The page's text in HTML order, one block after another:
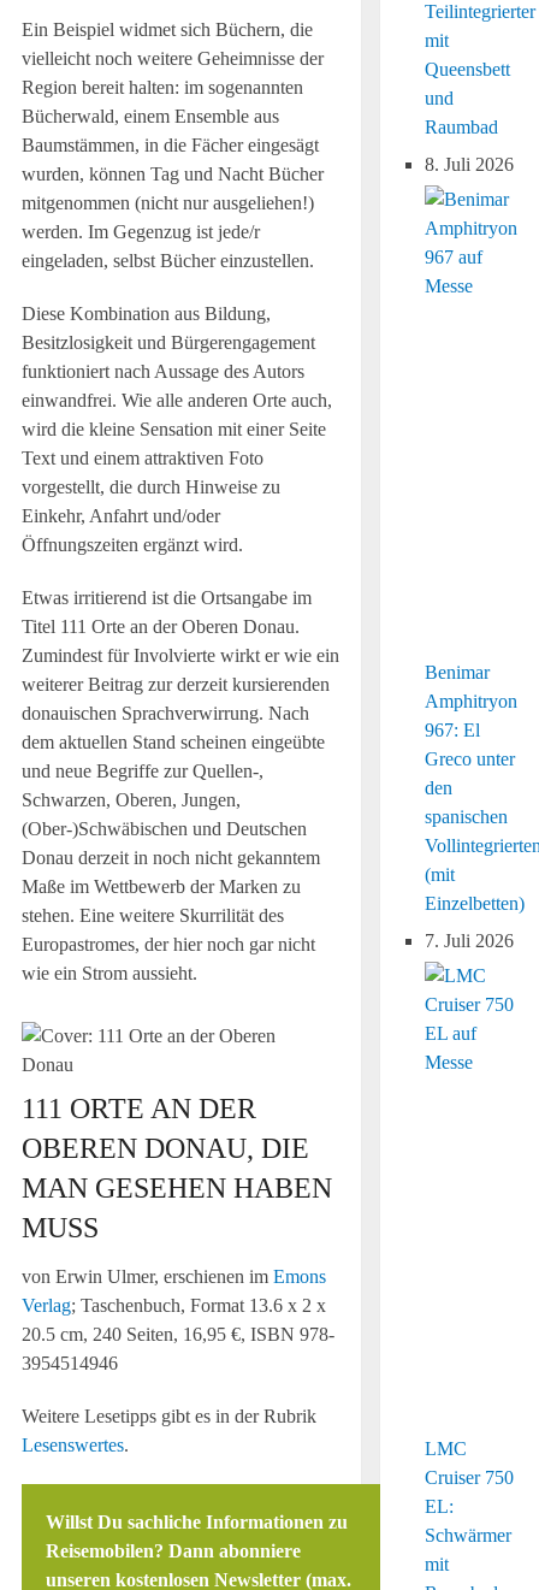
Ein Beispiel widmet sich Büchern, die
vielleicht noch weitere Geheimnisse der
Region bereit halten: im sogenannten
Bücherwald, einem Ensemble aus
Baumstämmen, in die Fächer eingesägt
wurden, können Tag und Nacht Bücher
mitgenommen (nicht nur ausgeliehen!)
werden. Im Gegenzug ist jede/r
eingeladen, selbst Bücher einzustellen.
Diese Kombination aus Bildung,
Besitzlosigkeit und Bürgerengagement
funktioniert nach Aussage des Autors
einwandfrei. Wie alle anderen Orte auch,
wird die kleine Sensation mit einer Seite
Text und einem attraktiven Foto
vorgestellt, die durch Hinweise zu
Einkehr, Anfahrt und/oder
Öffnungszeiten ergänzt wird.
Etwas irritierend ist die Ortsangabe im
Titel 111 Orte an der Oberen Donau.
Zumindest für Involvierte wirkt er wie ein
weiterer Beitrag zur derzeit kursierenden
donauischen Sprachverwirrung. Nach
dem aktuellen Stand scheinen eingeübte
und neue Begriffe zur Quellen-,
Schwarzen, Oberen, Jungen,
(Ober-)Schwäbischen und Deutschen
Donau derzeit in noch nicht gekanntem
Maße im Wettbewerb der Marken zu
stehen. Eine weitere Skurrilität des
Europastromes, der hier noch gar nicht
wie ein Strom aussieht.
111 ORTE AN DER
OBEREN DONAU, DIE
MAN GESEHEN HABEN
MUSS
von Erwin Ulmer, erschienen im Emons
Verlag; Taschenbuch, Format 13.6 x 2 x
20.5 cm, 240 Seiten, 16,95 €, ISBN 978-
3954514946
Weitere Lesetipps gibt es in der Rubrik
Lesenswertes.
Willst Du sachliche Informationen zu
Reisemobilen? Dann abonniere
unseren kostenlosen Newsletter (max.
Teilintegrierter
mit
Queensbett
und
Raumbad
8. Juli 2026
Benimar
Amphitryon
967: El
Greco unter
den
spanischen
(mit
Einzelbetten)
7. Juli 2026
LMC
Cruiser 750
EL:
Schwärmer
mit